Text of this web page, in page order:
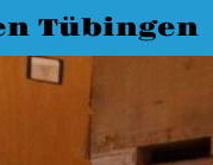
Tübingen